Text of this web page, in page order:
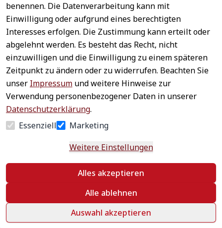
benennen. Die Datenverarbeitung kann mit
Einwilligung oder aufgrund eines berechtigten
Interesses erfolgen. Die Zustimmung kann erteilt oder
abgelehnt werden. Es besteht das Recht, nicht
einzuwilligen und die Einwilligung zu einem späteren
Zeitpunkt zu ändern oder zu widerrufen. Beachten Sie
unser Impressum und weitere Hinweise zur
Verwendung personenbezogener Daten in unserer
Datenschutzerklärung.
Essenziell
Marketing
Weitere Einstellungen
Alles akzeptieren
Alle ablehnen
Auswahl akzeptieren
Rechtliches
AGB
Impressum
Datenschutz
Widerrufsrecht
Widerrufsform
ular
Service
Kontakt
Registrieren
Zahlung &
Versand
Newsletter
abonnieren
Häufige
Fragen
Sichere
Zahlungsar
ten
Schneller
Versand
Vertrag
textildepot24 2026